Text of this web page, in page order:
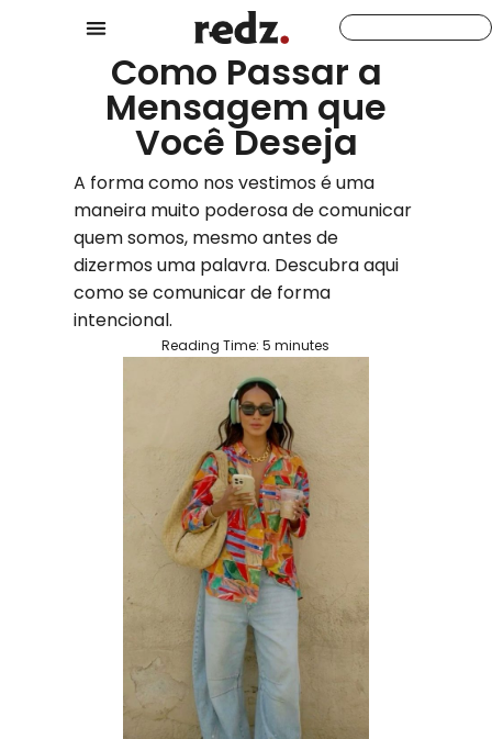
Como Passar a
Mensagem que
Você Deseja
A forma como nos vestimos é uma
maneira muito poderosa de comunicar
quem somos, mesmo antes de
dizermos uma palavra. Descubra aqui
como se comunicar de forma
intencional.
Reading Time:5 minutes